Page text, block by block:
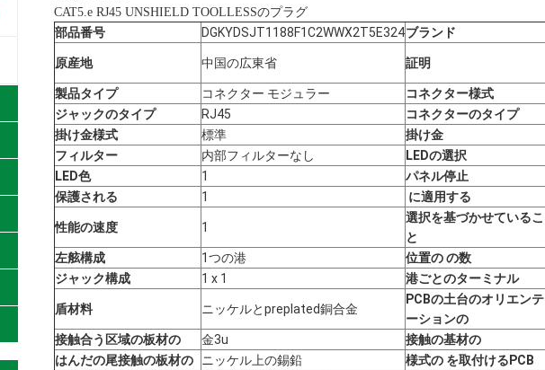
CAT5.e RJ45 UNSHIELD TOOLLESSのプラグ
部品番号 DGKYDSJT1188F1C2WWX2T5E324ブランド
原産地 中国の広東省 証明
製品タイプ
コネクター モジュラー コネクター様式
ジャックのタイプ
RJ45 コネクターのタイプ
掛け金様式
標準
掛け金
フィルター
内部フィルターなし LEDの選択
LED色
1 パネル停止
保護される
1 に適用する
性能の速度 1
選択を基づかせているこ
と
左舷構成
1つの港 位置の の数
ジャック構成
1 x 1 港ごとのターミナル
盾材料 ニッケルとpreplated銅合金
PCBの土台のオリエンテ
ーションの
接触合う区域の板材の 金3u 接触の基材の
はんだの尾接触の板材の
ニッケル上の錫鉛 様式の を取付けるPCB